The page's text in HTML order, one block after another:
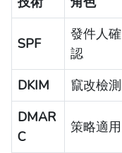
SPF
發件人確
認
DKIM 竄改檢測
DMAR
C
策略適用